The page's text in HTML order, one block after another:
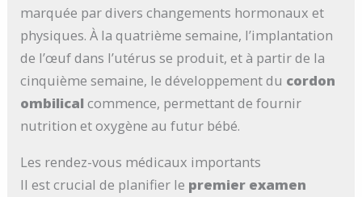
marquée par divers changements hormonaux et
physiques. À la quatrième semaine, l’implantation
de l’œuf dans l’utérus se produit, et à partir de la
cinquième semaine, le développement du cordon
ombilical commence, permettant de fournir
nutrition et oxygène au futur bébé.
Les rendez-vous médicaux importants
Il est crucial de planifier le premier examen